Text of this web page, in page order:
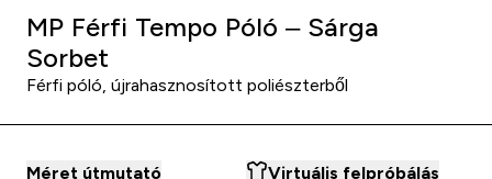
MP Férfi Tempo Póló – Sárga
Sorbet
Férfi póló, újrahasznosított poliészterből
Méret útmutató Virtuális felpróbálás